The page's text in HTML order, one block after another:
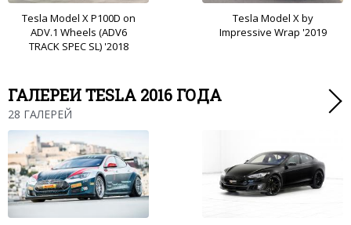
Tesla Model X P100D on
ADV.1 Wheels (ADV6
TRACK SPEC SL) '2018
Tesla Model X by
Impressive Wrap '2019
ГАЛЕРЕИ TESLA 2016 ГОДА
28 ГАЛЕРЕЙ